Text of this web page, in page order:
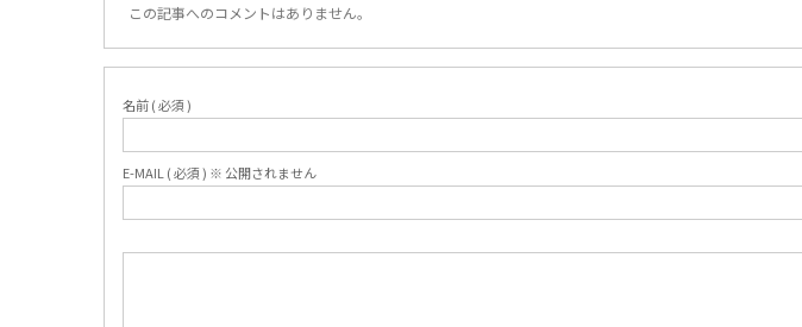
この記事へのコメントはありません。
名前 ( 必須 )
E-MAIL ( 必須 ) ※ 公開されません